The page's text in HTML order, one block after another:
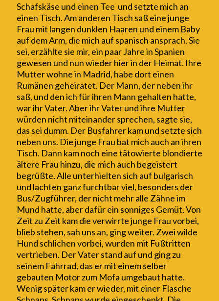
Schafskäse und einen Tee und setzte mich an
einen Tisch. Am anderen Tisch saß eine junge
Frau mit langen dunklen Haaren und einem Baby
auf dem Arm, die mich auf spanisch ansprach. Sie
sei, erzählte sie mir, ein paar Jahre in Spanien
gewesen und nun wieder hierin der Heimat. Ihre
Mutter wohne in Madrid, habe dort einen
Rumänen geheiratet. Der Mann, der neben ihr
saß, und den ich für ihren Mann gehalten hatte,
war ihr Vater. Aber ihrVater und ihre Mutter
würden nicht miteinander sprechen, sagte sie,
das sei dumm. Der Busfahrer kam und setzte sich
neben uns. Die junge Frau bat mich auch an ihren
Tisch. Dann kam noch eine tätowierte blondierte
ältere Frau hinzu, die mich auch begeistert
begrüßte. Alle unterhielten sich auf bulgarisch
und lachten ganz furchtbar viel, besonders der
Bus/Zugführer, der nicht mehr alle Zähne im
Mund hatte, aberdafürein sonniges Gemüt. Von
Zeit zu Zeit kam die verwirrte junge Frau vorbei,
blieb stehen, sah uns an, ging weiter. Zwei wilde
Hund schlichen vorbei, wurden mit Fußtritten
vertrieben. Der Vater stand auf und ging zu
seinem Fahrrad, das er mit einem selber
gebauten Motor zum Mofa umgebaut hatte.
Wenig später kam er wieder, mit einer Flasche